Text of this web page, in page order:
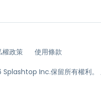
權政策 使用條款
Inc.保留所有權利。